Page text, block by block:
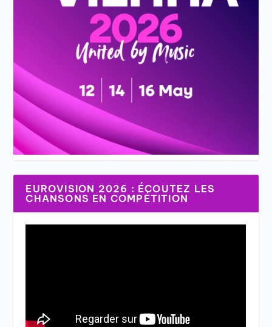
EUROVISION 2026 : ÉCOUTEZ LES
CHANSONS EN COMPÉTITION